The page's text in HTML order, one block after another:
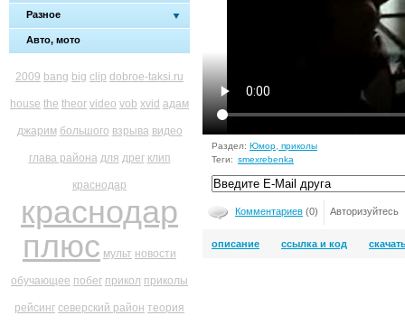
Разное
Авто, мото
2009 bang big clip dobroe-taksi.ru
house the theor video vob xvid адам
джарим большого взрыва видео
глава района для дрег клип
краснодар
краснодар
плюс мульт новости
обучающее побег прикол приколы
рейсинг северский район теория
Раздел: Юмор, приколы
Теги: smexrebenka
Комментариев (0) Авторизуйтесь
описание ссылка и код